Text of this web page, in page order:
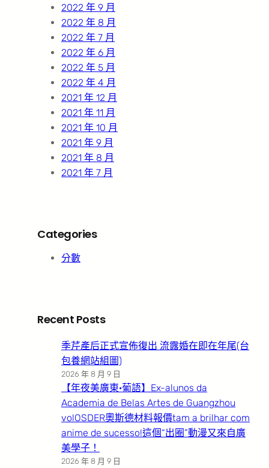
2022 年 9 月
2022 年 8 月
2022 年 7 月
2022 年 6 月
2022 年 5 月
2022 年 4 月
2021 年 12 月
2021 年 11 月
2021 年 10 月
2021 年 9 月
2021 年 8 月
2021 年 7 月
Categories
分數
Recent Posts
季芹產后正式宣佈復出 流露婚在即在年尾(台
包養網站組圖)
2026 年 8 月 9 日
【年夜美廣東·葡語】Ex-alunos da
Academia de Belas Artes de Guangzhou
volOSDER奧斯德材料報價tam a brilhar com
anime de sucesso!這個“出圈”動漫又來自廣
美學子！
2026 年 8 月 9 日